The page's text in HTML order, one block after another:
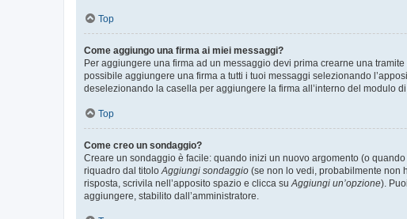
Top
Come aggiungo una firma ai miei messaggi?
Per aggiungere una firma ad un messaggio devi prima crearne una
possibile aggiungere una firma a tutti i tuoi messaggi selezionando
deselezionando la casella per aggiungere la firma all’interno del modulo di
Top
Come creo un sondaggio?
Creare un sondaggio è facile: quando inizi un nuovo argomento (o
riquadro dal titolo Aggiungi sondaggio (se non lo vedi, probabilmente non
risposta, scrivila nell’apposito spazio e clicca su Aggiungi un’opzione).
aggiungere, stabilito dall’amministratore.